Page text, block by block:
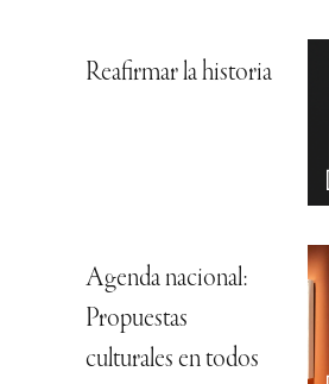
Reafirmar la historia
Agenda nacional:
Propuestas
culturales en todos